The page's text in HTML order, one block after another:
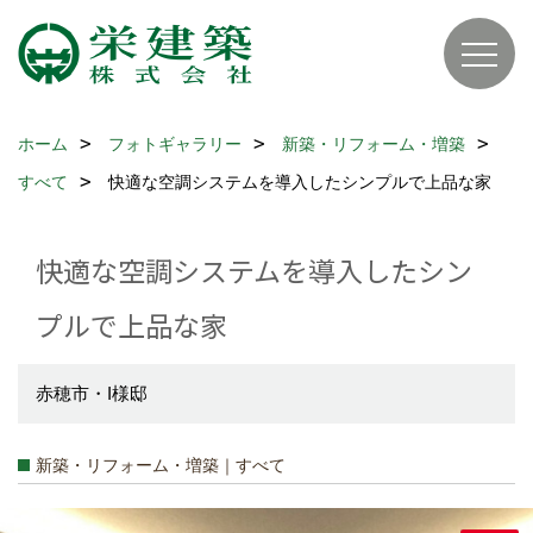
ホーム フォトギャラリー
新築・リフォーム・増築
すべて
快適な空調システムを導入したシンプルで上品な家
快適な空調システムを導入したシン
プルで上品な家
赤穂市・I様邸
新築・リフォーム・増築｜すべて